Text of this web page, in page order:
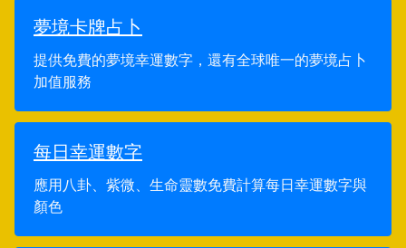
夢境卡牌占卜
提供免費的夢境幸運數字，還有全球唯一的夢境占卜
加值服務
每日幸運數字
應用八卦、紫微、生命靈數免費計算每日幸運數字與
顏色